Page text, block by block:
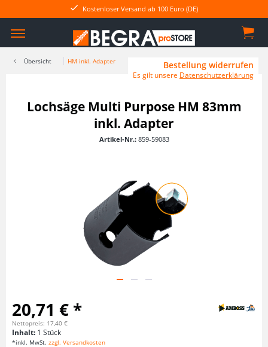
Kostenloser Versand ab 100 Euro (DE)
Übersicht HM inkl. Adapter
Lochsäge Multi Purpose HM 83mm
inkl. Adapter
Artikel-Nr.: 859-59083
20,71 € *
Nettopreis: 17,40 €
Inhalt: 1 Stück
*inkl. MwSt. zzgl. Versandkosten
Bestellung widerrufen
Es gilt unsere Datenschutzerklärung